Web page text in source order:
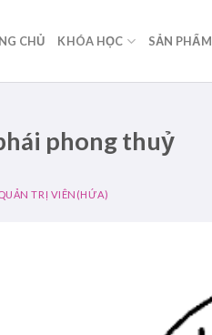
CHỦ KHÓA HỌC SẢN PHẨM
phong thuỷ
TRỊ VIÊN(HỨA)